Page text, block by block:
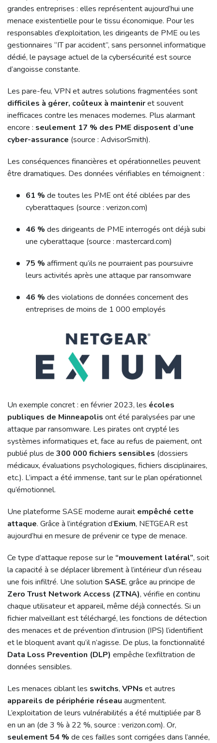
grandes entreprises : elles représentent aujourd’hui une
menace existentielle pour le tissu économique. Pour les
responsables d’exploitation, les dirigeants de PME ou les
gestionnaires “IT par accident”, sans personnel informatique
dédié, le paysage actuel de la cybersécurité est source
d’angoisse constante.
Les pare-feu, VPN et autres solutions fragmentées sont
difficiles à gérer, coûteux à mainteniret souvent
inefficaces contre les menaces modernes. Plus alarmant
encore : seulement 17 % des PME disposent d’une
cyber-assurance (source : AdvisorSmith).
Les conséquences financières et opérationnelles peuvent
être dramatiques. Des données vérifiables en témoignent :
61 % de toutes les PME ont été ciblées par des
cyberattaques (source : verizon.com)
46 % des dirigeants de PME interrogés ont déjà subi
une cyberattaque (source : mastercard.com)
75 % affirment qu’ils ne pourraient pas poursuivre
leurs activités après une attaque par ransomware
46 % des violations de données concernent des
entreprises de moins de 1 000 employés
Un exemple concret : en février 2023, les écoles
publiques de Minneapolis ont été paralysées par une
attaque par ransomware. Les pirates ont crypté les
systèmes informatiques et, face au refus de paiement, ont
publié plus de 300 000 fichiers sensibles (dossiers
médicaux, évaluations psychologiques, fichiers disciplinaires,
etc.). L’impact a été immense, tant sur le plan opérationnel
qu’émotionnel.
Une plateforme SASE moderne aurait empêché cette
attaque. Grâce à l’intégration d’Exium, NETGEAR est
aujourd’hui en mesure de prévenir ce type de menace.
Ce type d’attaque repose sur le “mouvement latéral”, soit
la capacité à se déplacer librement à l’intérieur d’un réseau
une fois infiltré. Une solution SASE, grâce au principe de
Zero Trust Network Access (ZTNA), vérifie en continu
chaque utilisateur et appareil, même déjà connectés. Si un
fichier malveillant est téléchargé, les fonctions de détection
des menaces et de prévention d’intrusion (IPS) l’identifient
et le bloquent avant qu’il n’agisse. De plus, la fonctionnalité
Data Loss Prevention (DLP) empêche l’exfiltration de
données sensibles.
Les menaces ciblant les switchs, VPNs et autres
appareils de périphérie réseau augmentent.
L’exploitation de leurs vulnérabilités a été multipliée par 8
en un an (de 3 % à 22 %, source : verizon.com). Or,
seulement 54 % de ces failles sont corrigées dans l’année,